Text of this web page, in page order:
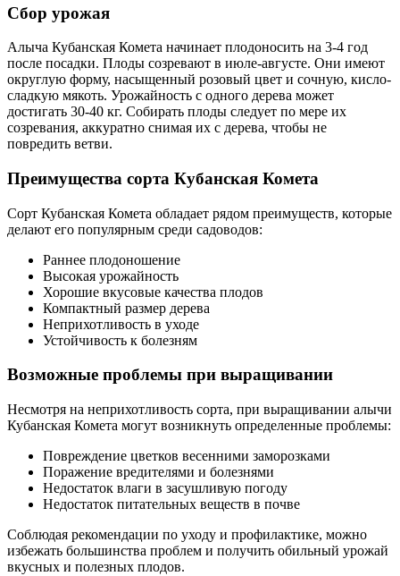
Сбор урожая
Алыча Кубанская Комета начинает плодоносить на 3-4 год
после посадки. Плоды созревают в июле-августе. Они имеют
округлую форму, насыщенный розовый цвет и сочную, кисло-
сладкую мякоть. Урожайность с одного дерева может
достигать 30-40 кг. Собирать плоды следует по мере их
созревания, аккуратно снимая их с дерева, чтобы не
повредить ветви.
Преимущества сорта Кубанская Комета
Сорт Кубанская Комета обладает рядом преимуществ, которые
делают его популярным среди садоводов:
Раннее плодоношение
Высокая урожайность
Хорошие вкусовые качества плодов
Компактный размер дерева
Неприхотливость в уходе
Устойчивость к болезням
Возможные проблемы при выращивании
Несмотря на неприхотливость сорта, при выращивании алычи
Кубанская Комета могут возникнуть определенные проблемы:
Повреждение цветков весенними заморозками
Поражение вредителями и болезнями
Недостаток влаги в засушливую погоду
Недостаток питательных веществ в почве
Соблюдая рекомендации по уходу и профилактике, можно
избежать большинства проблем и получить обильный урожай
вкусных и полезных плодов.